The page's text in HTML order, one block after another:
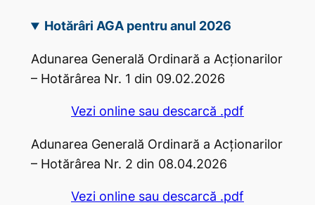
Hotărâri AGA pentru anul 2026
Adunarea Generală Ordinară a Acţionarilor
– Hotărârea Nr. 1 din 09.02.2026
Vezi online sau descarcă .pdf
Adunarea Generală Ordinară a Acţionarilor
– Hotărârea Nr. 2 din 08.04.2026
Vezi online sau descarcă .pdf